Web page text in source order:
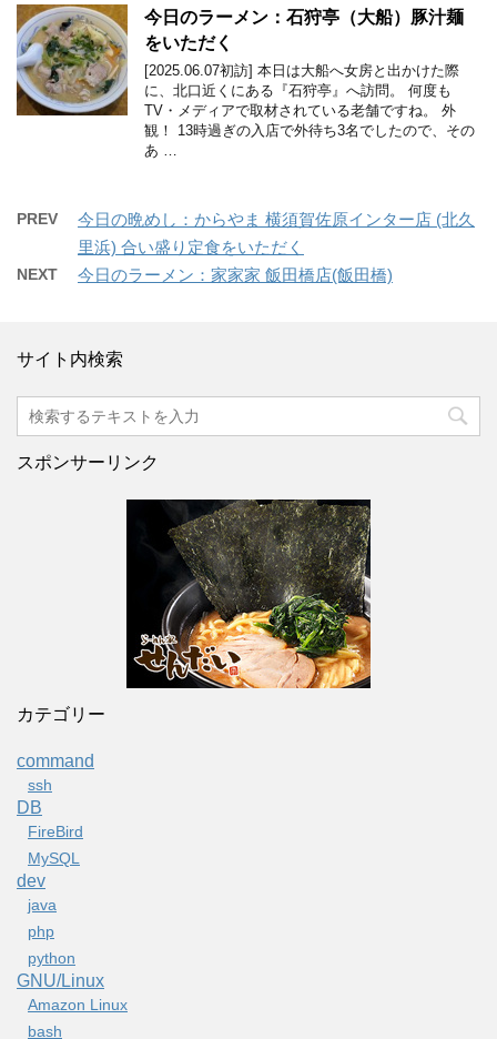
今日のラーメン：石狩亭（大船）豚汁麺
をいただく
[2025.06.07初訪] 本日は大船へ女房と出かけた際
に、北口近くにある『石狩亭』へ訪問。 何度も
TV・メディアで取材されている老舗ですね。 外
観！ 13時過ぎの入店で外待ち3名でしたので、その
あ …
PREV
今日の晩めし：からやま 横須賀佐原インター店 (北久
里浜) 合い盛り定食をいただく
NEXT 今日のラーメン：家家家 飯田橋店(飯田橋)
サイト内検索
スポンサーリンク
カテゴリー
command
ssh
DB
FireBird
MySQL
dev
java
php
python
GNU/Linux
Amazon Linux
bash